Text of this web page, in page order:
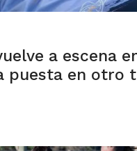
a escena
puesta en otro